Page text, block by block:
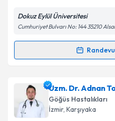
Kişisel verilerimin
Metni'ni okudum ve
Takvim
Dokuz Eylül Üniversitesi
Cumhuriyet Bulvarı No: 144 35210
Randevu Takvimi
Prof. Dr. Arif Çımrıniçin
oluşturun. Size bu
takvim hazırlandığında
Uzm. Dr. Adnan
Göğüs Hastalıkları
İzmir, Karşıyaka